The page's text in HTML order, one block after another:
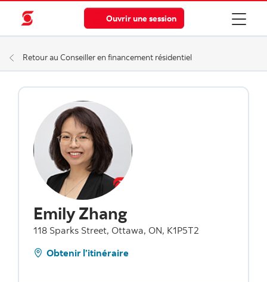
Ouvrir une session
Retour au Conseiller en financement résidentiel
Emily Zhang
118 Sparks Street, Ottawa, ON, K1P5T2
Obtenir l’itinéraire